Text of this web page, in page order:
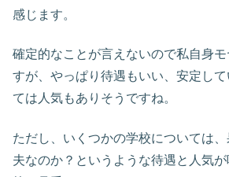
感じます。
確定的なことが言えないので私自身
すが、やっぱり待遇もいい、安定し
ては人気もありそうですね。
ただし、いくつかの学校については
夫なのか？というような待遇と人気